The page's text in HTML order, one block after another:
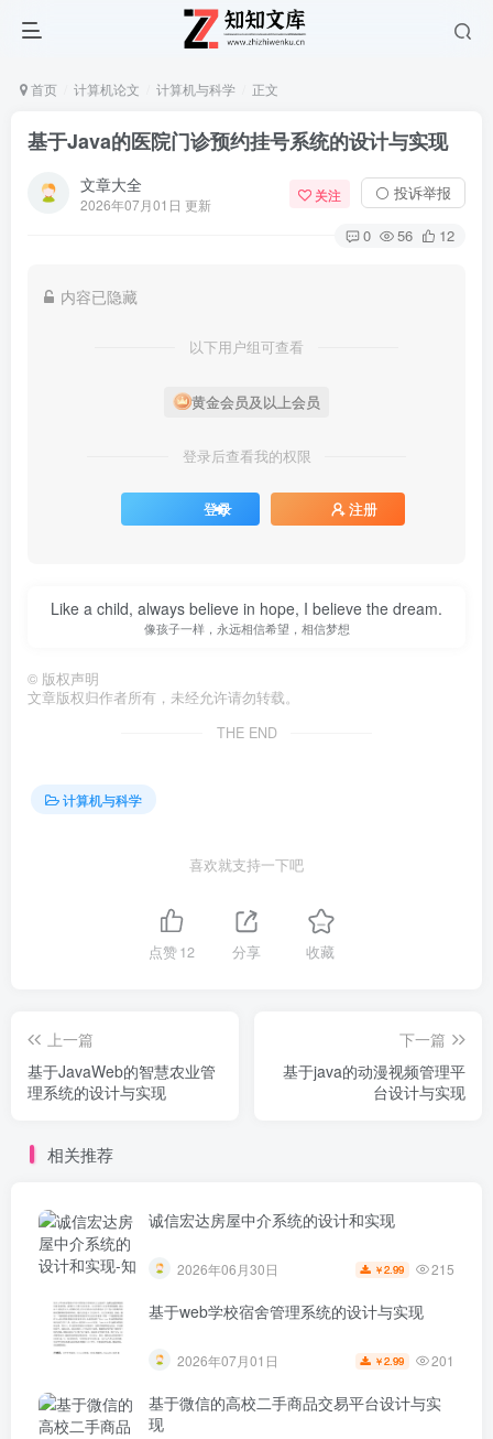
首页 计算机论文 计算机与科学 正文
基于Java的医院门诊预约挂号系统的设计与实现
文章大全
2026年07月01日 更新
关注 ⚪ 投诉举报
0 56 12
内容已隐藏
以下用户组可查看
黄金会员及以上会员
登录后查看我的权限
登录 注册
Like a child, always believe in hope, I believe the dream.
像孩子一样，永远相信希望，相信梦想
© 版权声明
文章版权归作者所有，未经允许请勿转载。
THE END
计算机与科学
喜欢就支持一下吧
点赞12 分享 收藏
上一篇
基于JavaWeb的智慧农业管
理系统的设计与实现
下一篇
基于java的动漫视频管理平
台设计与实现
相关推荐
诚信宏达房屋中介系统的设计和实现
2026年06月30日 ￥2.99 215
基于web学校宿舍管理系统的设计与实现
2026年07月01日 ￥2.99 201
基于微信的高校二手商品交易平台设计与实
现